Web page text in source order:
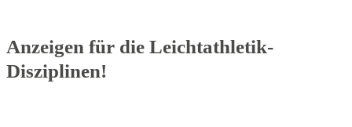
Anzeigen für die Leichtathletik-
Disziplinen!